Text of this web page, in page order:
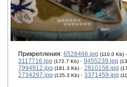
Прикрепления: 6528466.jpg (110.0 Kb) ·
3117716.jpg (172.7 Kb) · 9455239.jpg
7994912.jpg (181.3 Kb) · 2810158.jpg
2734297.jpg (135.3 Kb) · 3371459.jpg